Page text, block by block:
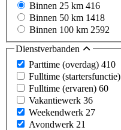
Binnen 25 km 416
Binnen 50 km 1418
Binnen 100 km 2592
Dienstverbanden
Parttime (overdag) 410
Fulltime (startersfunctie)
Fulltime (ervaren) 60
Vakantiewerk 36
Weekendwerk 27
Avondwerk 21